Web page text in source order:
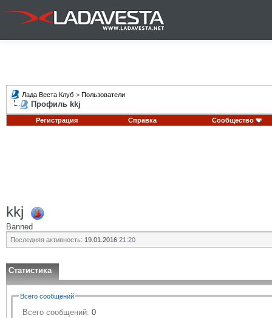
Лада Веста Клуб > Пользователи
Профиль kkj
Регистрация Справка Сообщество
kkj
Banned
Последняя активность: 19.01.2016 21:20
Статистика
Всего сообщений
Всего сообщений: 0